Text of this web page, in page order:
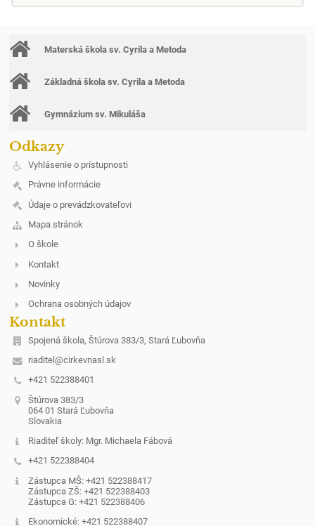
Materská škola sv. Cyrila a Metoda
Základná škola sv. Cyrila a Metoda
Gymnázium sv. Mikuláša
Odkazy
Vyhlásenie o prístupnosti
Právne informácie
Údaje o prevádzkovateľovi
Mapa stránok
O škole
Kontakt
Novinky
Ochrana osobných údajov
Kontakt
Spojená škola, Štúrova 383/3, Stará Ľubovňa
riaditel@cirkevnasl.sk
+421 522388401
Štúrova 383/3
064 01 Stará Ľubovňa
Slovakia
Riaditeľ školy: Mgr. Michaela Fábová
+421 522388404
Zástupca MŠ: +421 522388417
Zástupca ZŠ: +421 522388403
Zástupca G: +421 522388406
Ekonomické: +421 522388407